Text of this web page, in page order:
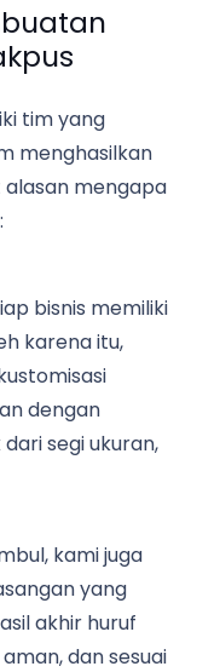
tim yang
menghasilkan
alasan mengapa
bisnis memiliki
karena itu,
dengan
segi ukuran,
kami juga
yang
akhir huruf
dan sesuai